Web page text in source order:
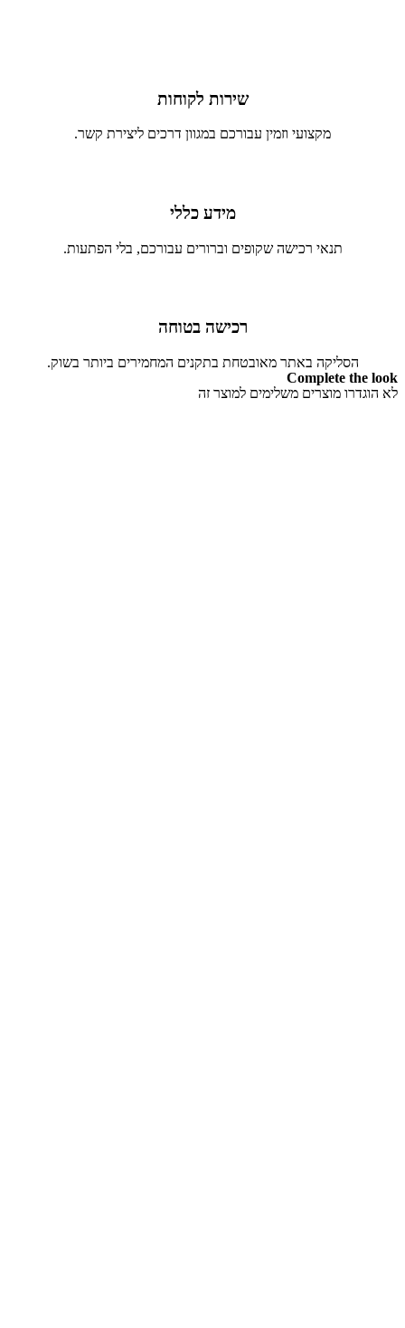
שירות לקוחות
מקצועי וזמין עבורכם במגוון דרכים ליצירת קשר.
מידע כללי
תנאי רכישה שקופים וברורים עבורכם, בלי הפתעות.
רכישה בטוחה
הסליקה באתר מאובטחת בתקנים המחמירים ביותר בשוק.
Complete the look
לא הוגדרו מוצרים משלימים למוצר זה